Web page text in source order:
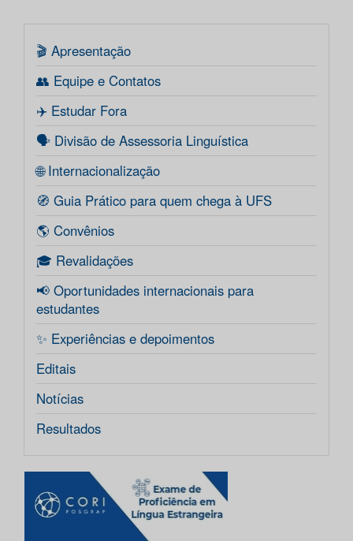
🎬 Apresentação
👥 Equipe e Contatos
✈️ Estudar Fora
🗣️ Divisão de Assessoria Linguística
🌐 Internacionalização
🧭 Guia Prático para quem chega à UFS
🌎 Convênios
🎓 Revalidações
📢 Oportunidades internacionais para
estudantes
✨ Experiências e depoimentos
Editais
Notícias
Resultados